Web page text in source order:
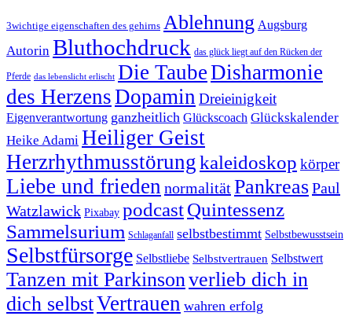
3wichtige eigenschaften des gehirns Ablehnung Augsburg
Autorin Bluthochdruck das glück liegt auf den Rücken der
Pferde das lebenslicht erlischt Die TaubeDisharmonie
des HerzensDopamin Dreieinigkeit
Eigenverantwortung ganzheitlich Glückscoach Glückskalender
Heike Adami Heiliger Geist
Herzrhythmusstörungkaleidoskop körper
Liebe und frieden normalitätPankreasPaul
Watzlawick Pixabay podcastQuintessenz
Sammelsurium Schlaganfall selbstbestimmt Selbstbewusstsein
Selbstfürsorge Selbstliebe Selbstvertrauen Selbstwert
Tanzen mit Parkinsonverlieb dich in
dich selbstVertrauen wahren erfolg